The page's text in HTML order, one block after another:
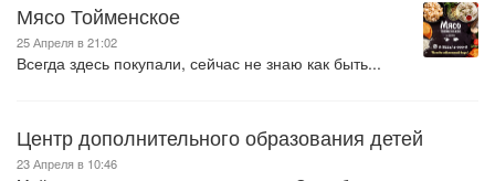
Мясо Тойменское
25 Апреля в 21:02
Всегда здесь покупали, сейчас не знаю как быть...
Центр дополнительного образования детей
23 Апреля в 10:46